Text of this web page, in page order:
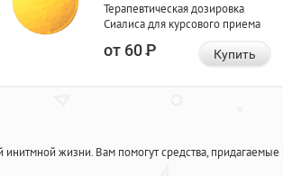
Терапевтическая дозировка
Сиалиса для курсового приема
от 60Р Купить
жизни. Вам помогут средства, придагаемые